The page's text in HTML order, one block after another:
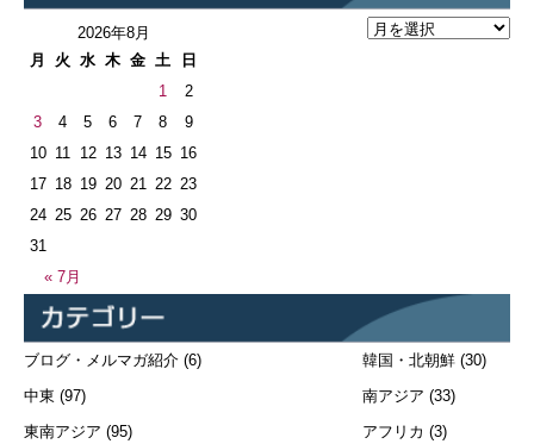
2026年8月
月
火 水 木 金 土 日
« 7月
1
2
3
4 5 6 7 8
9
10 11 12 13 14 15 16
17 18 19 20 21 22 23
24 25 26 27 28 29 30
31
ブログ・メルマガ紹介 (6)
中東 (97)
東南アジア (95)
韓国・北朝鮮 (30)
南アジア (33)
アフリカ (3)